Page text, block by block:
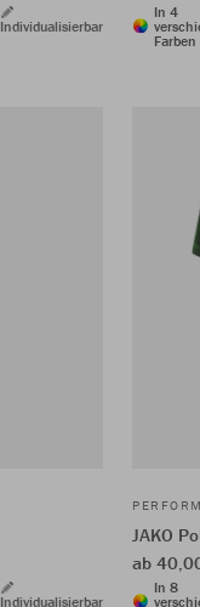
Individualisierbar
In 4
Individualisierbar
JAKO
ab
In 8